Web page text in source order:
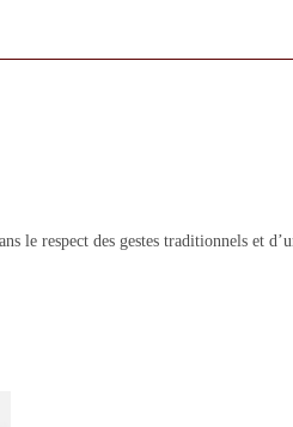
le respect des gestes traditionnels et